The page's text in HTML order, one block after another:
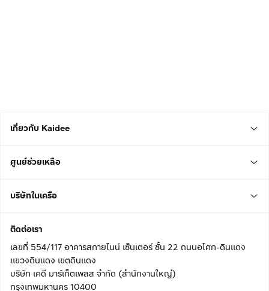
เกี่ยวกับ Kaidee
ศูนย์ช่วยเหลือ
บริษัทในเครือ
ติดต่อเรา
เลขที่ 554/117 อาคารสกายไนน์ เซ็นเตอร์ ชั้น 22 ถนนอโศก-ดินแดง
แขวงดินแดง เขตดินแดง
บริษัท เคดี มาร์เก็ตเพลส จำกัด (สำนักงานใหญ่)
กรุงเทพมหานคร 10400